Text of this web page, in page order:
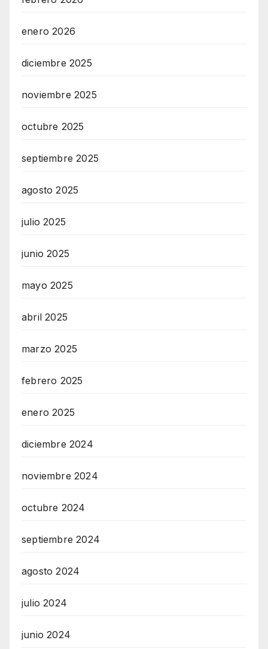
enero 2026
diciembre 2025
noviembre 2025
octubre 2025
septiembre 2025
agosto 2025
julio 2025
junio 2025
mayo 2025
abril 2025
marzo 2025
febrero 2025
enero 2025
diciembre 2024
noviembre 2024
octubre 2024
septiembre 2024
agosto 2024
julio 2024
junio 2024